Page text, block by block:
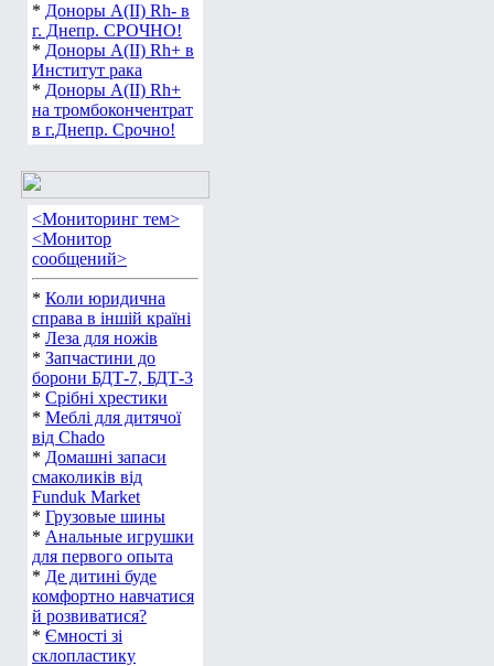
* Доноры А(ІІ) Rh- в
г. Днепр. СРОЧНО!
* Доноры А(ІІ) Rh+ в
Институт рака
* Доноры А(ІІ) Rh+
на тромбокончентрат
в г.Днепр. Срочно!
<Мониторинг тем>
<Монитор
сообщений>
* Коли юридична
справа в іншій країні
* Леза для ножів
* Запчастини до
борони БДТ-7, БДТ-3
* Срібні хрестики
* Меблі для дитячої
від Chado
* Домашні запаси
смаколиків від
Funduk Market
* Грузовые шины
* Анальные игрушки
для первого опыта
* Де дитині буде
комфортно навчатися
й розвиватися?
* Ємності зі
склопластику